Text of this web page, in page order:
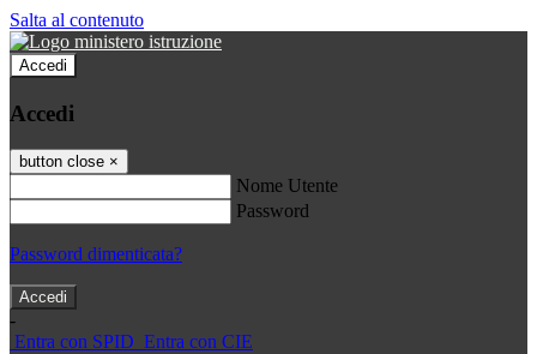
Salta al contenuto
Accedi
Accedi
button close ×
Nome Utente
Password
Password dimenticata?
-
Entra con SPID Entra con CIE